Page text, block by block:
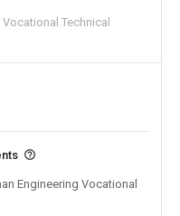
Technical
Engineering Vocational